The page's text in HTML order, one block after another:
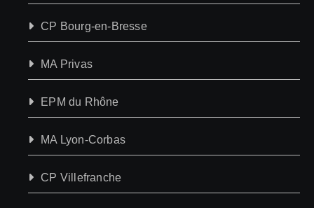
CP Bourg-en-Bresse
MA Privas
EPM du Rhône
MA Lyon-Corbas
CP Villefranche